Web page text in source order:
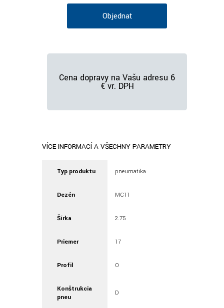
Objednať
Cena dopravy na Vašu adresu 6
€ vr. DPH
VÍCE INFORMACÍ A VŠECHNY PARAMETRY
Typ produktu pneumatika
Dezén MC11
Šírka 2.75
Priemer 17
Profil 0
Konštrukcia
pneu
D